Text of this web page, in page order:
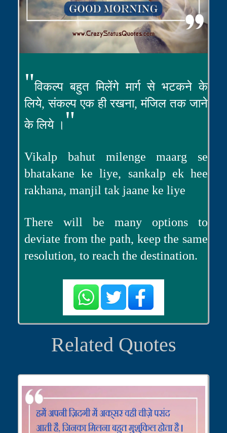
"विकल्प बहुत मिलेंगे मार्ग से भटकने के
लिये, संकल्प एक ही रखना, मंजिल तक जाने
के लिये । "
Vikalp bahut milenge maarg se
bhatakane ke liye, sankalp ek hee
rakhana, manjil tak jaane ke liye
There will be many options to
deviate from the path, keep the same
resolution, to reach the destination.
Related Quotes